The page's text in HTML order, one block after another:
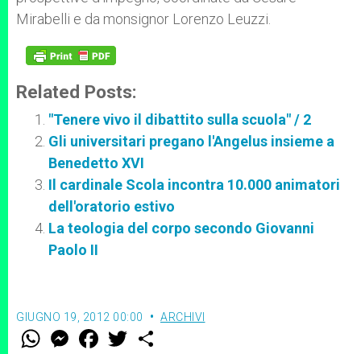
Mirabelli e da monsignor Lorenzo Leuzzi.
Related Posts:
"Tenere vivo il dibattito sulla scuola" / 2
Gli universitari pregano l'Angelus insieme a
Benedetto XVI
Il cardinale Scola incontra 10.000 animatori
dell'oratorio estivo
La teologia del corpo secondo Giovanni
Paolo II
GIUGNO 19, 2012 00:00 ARCHIVI
W M
e
F
a w